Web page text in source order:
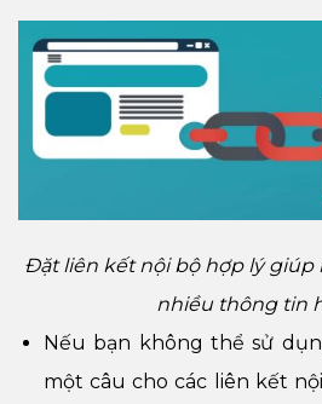
Đặt liên kết nội bộ hợp lý
nhiều thông tin
Nếu bạn không thể sử
một câu cho các liên kết